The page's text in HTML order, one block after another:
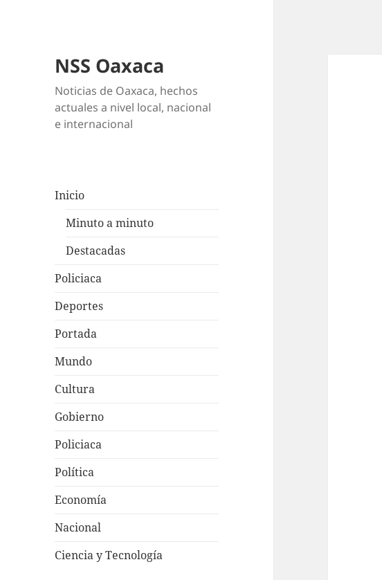
NSS Oaxaca
Noticias de Oaxaca, hechos
actuales a nivel local, nacional
e internacional
Inicio
Minuto a minuto
Destacadas
Policiaca
Deportes
Portada
Mundo
Cultura
Gobierno
Policiaca
Política
Economía
Nacional
Ciencia y Tecnología